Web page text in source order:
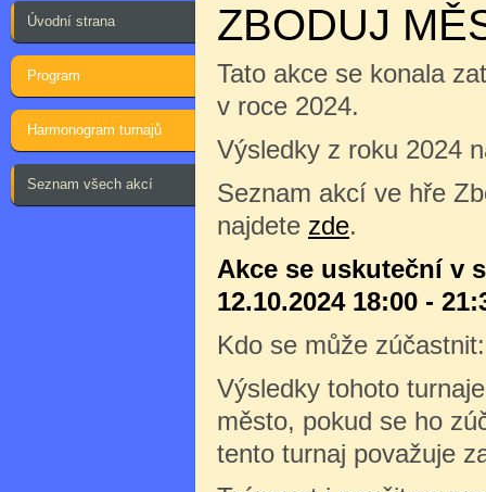
Úvodní strana
Program
Harmonogram turnajů
Seznam všech akcí
ZBODUJ
Tato akce se konala
v roce 2024.
Výsledky z roku 2024
Seznam akcí ve hře
najdete zde.
Akce se uskuteční v
12.10.2024 18:00 -
Kdo se může
Výsledky tohoto
město, pokud se ho
tento turnaj považuje